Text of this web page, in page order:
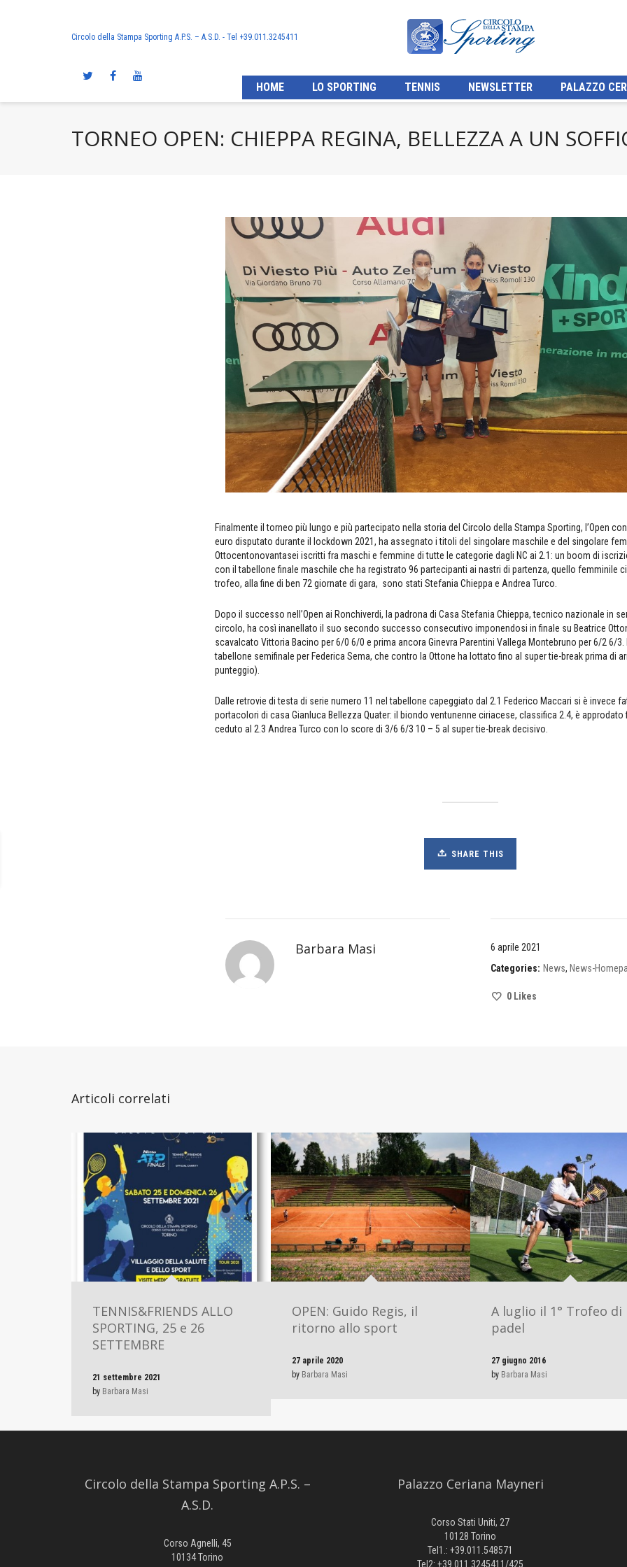
Circolo della Stampa Sporting A.P.S. – A.S.D. - Tel +39.011.3245411
HOME LO SPORTING TENNIS NEWSLETTER PALAZZO
TORNEO OPEN: CHIEPPA REGINA, BELLEZZA A UN
Finalmente il torneo più lungo e più partecipato nella storia del Circolo della Stampa Sporting, l’Open
euro disputato durante il lockdown 2021, ha assegnato i titoli del singolare maschile e del singolare
Ottocentonovantasei iscritti fra maschi e femmine di tutte le categorie dagli NC ai 2.1: un boom di
con il tabellone finale maschile che ha registrato 96 partecipanti ai nastri di partenza, quello femminile
trofeo, alla fine di ben 72 giornate di gara, sono stati Stefania Chieppa e Andrea Turco.
Dopo il successo nell’Open ai Ronchiverdi, la padrona di Casa Stefania Chieppa, tecnico nazionale in
circolo, ha così inanellato il suo secondo successo consecutivo imponendosi in finale su Beatrice
scavalcato Vittoria Bacino per 6/0 6/0 e prima ancora Ginevra Parentini Vallega Montebruno per 6/2 6/3.
tabellone semifinale per Federica Sema, che contro la Ottone ha lottato fino al super tie-break prima di
punteggio).
Dalle retrovie di testa di serie numero 11 nel tabellone capeggiato dal 2.1 Federico Maccari si è invece
portacolori di casa Gianluca Bellezza Quater: il biondo ventunenne ciriacese, classifica 2.4, è approdato
ceduto al 2.3 Andrea Turco con lo score di 3/6 6/3 10 – 5 al super tie-break decisivo.
SHARE THIS
Barbara Masi
6 aprile 2021
Categories: News, News-
0Likes
Articoli correlati
TENNIS&FRIENDS ALLO
SPORTING, 25 e 26
SETTEMBRE
21 settembre 2021
by Barbara Masi
OPEN: Guido Regis, il
ritorno allo sport
27 aprile 2020
by Barbara Masi
A luglio il 1° Trofeo di
padel
27 giugno 2016
by Barbara Masi
Circolo della Stampa Sporting A.P.S. –
A.S.D.
Corso Agnelli, 45
10134 Torino
Palazzo Ceriana Mayneri
Corso Stati Uniti, 27
10128 Torino
Tel1.: +39.011.548571
Tel2: +39.011.3245411/425